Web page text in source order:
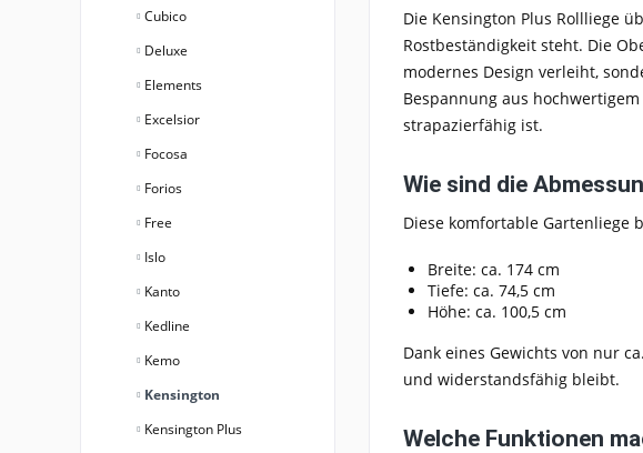
Cubico
Deluxe
Elements
Excelsior
Focosa
Forios
Free
Islo
Kanto
Kedline
Kemo
Kensington
Kensington Plus
Die Kensington Plus Rollliege
Rostbeständigkeit steht. Die
modernes Design verleiht,
Bespannung aus
strapazierfähig ist.
Wie sind die
Diese komfortable Gartenliege
Breite: ca. 174 cm
Tiefe: ca. 74,5 cm
Höhe: ca. 100,5 cm
Dank eines Gewichts von nur
und widerstandsfähig bleibt.
Welche Funktionen